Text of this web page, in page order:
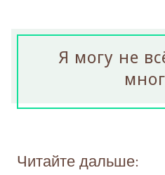
Я могу не
Читайте дальше: